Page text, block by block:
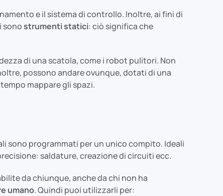
e il sistema di controllo. Inoltre, ai fini di
sono strumenti statici: ciò significa che
di una scatola, come i robot pulitori. Non
possono andare ovunque, dotati di una
mappare gli spazi.
sono programmati per un unico compito. Ideali
saldature, creazione di circuiti ecc.
da chiunque, anche da chi non ha
umano. Quindi puoi utilizzarli per: